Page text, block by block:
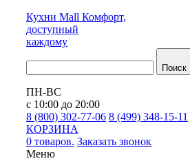
Кухни Mall Комфорт,
доступный
каждому
Поиск
ПН-ВС
с 10:00 до 20:00
8 (800) 302-77-06 8 (499) 348-15-11
КОРЗИНА
0 товаров. Заказать звонок
Меню